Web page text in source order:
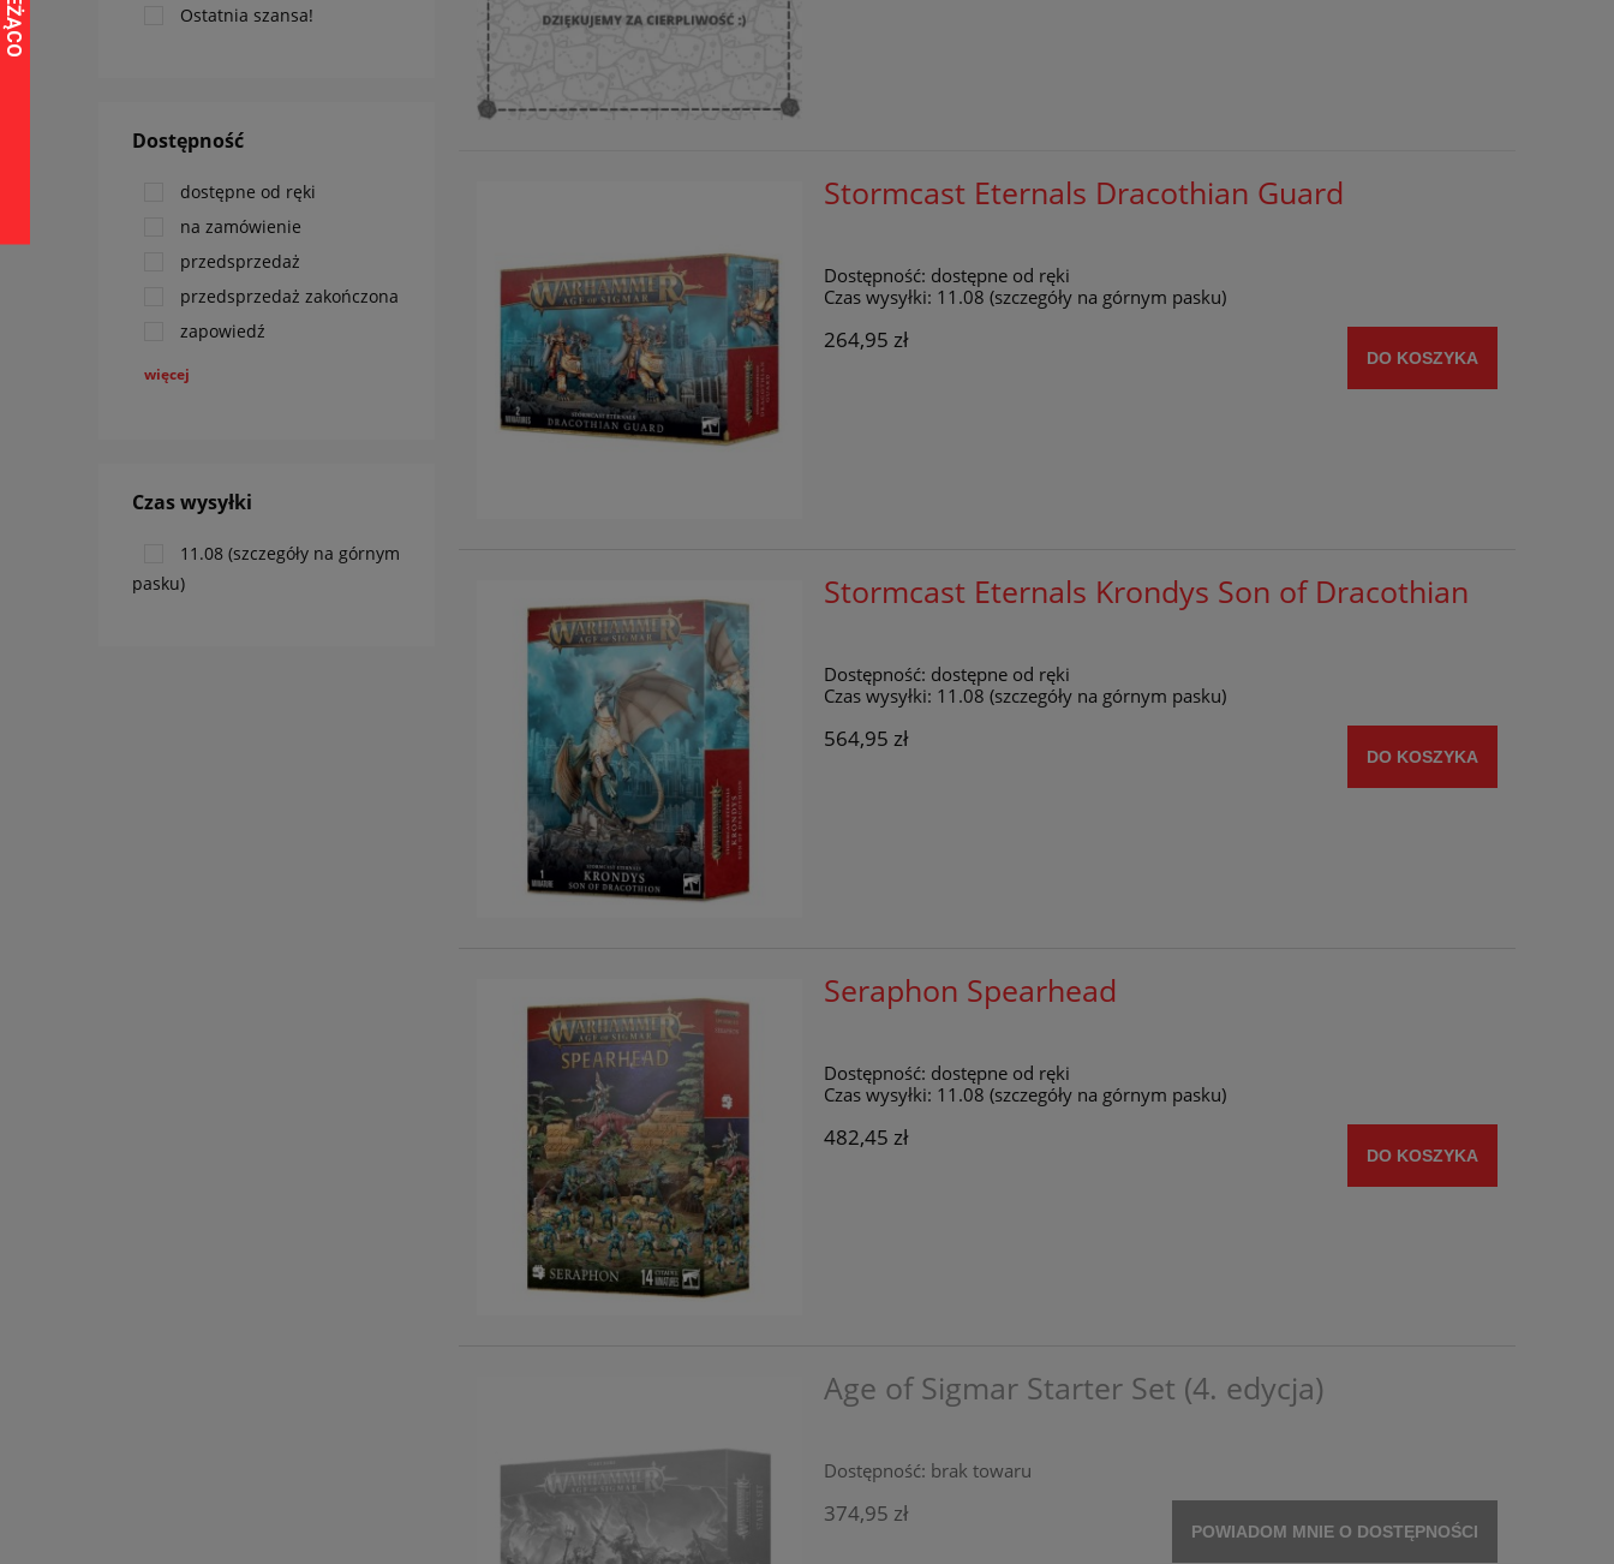
Ostatnia szansa!
Dostępność
dostępne od ręki
na zamówienie
przedsprzedaż
przedsprzedaż zakończona
zapowiedź
więcej
Czas wysyłki
11.08 (szczegóły na górnym
pasku)
Stormcast Eternals Dracothian Guard
Dostępność: dostępne od ręki
Czas wysyłki: 11.08 (szczegóły na górnym pasku)
264,95 zł
DO KOSZYKA
Stormcast Eternals Krondys Son of Dracothian
Dostępność: dostępne od ręki
Czas wysyłki: 11.08 (szczegóły na górnym pasku)
564,95 zł
DO KOSZYKA
Seraphon Spearhead
Dostępność: dostępne od ręki
Czas wysyłki: 11.08 (szczegóły na górnym pasku)
482,45 zł
DO KOSZYKA
Age of Sigmar Starter Set (4. edycja)
Dostępność: brak towaru
374,95 zł
POWIADOM MNIE O DOSTĘPNOŚCI